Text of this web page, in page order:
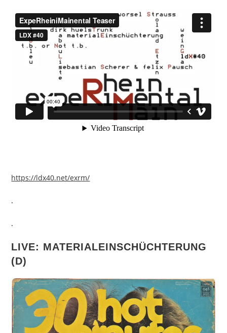
https://ldx40.net/exrm/
.
.
LIVE: MATERIALEINSCHÜCHTERUNG
(D)